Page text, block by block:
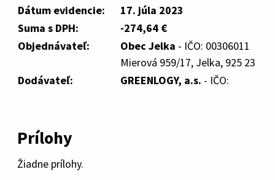
Dátum evidencie:
17. júla 2023
Suma s DPH:
-274,64 €
Objednávateľ:
Obec Jelka - IČO: 00306011
Mierová 959/17, Jelka, 925 23
Dodávateľ:
GREENLOGY, a.s. - IČO:
Prílohy
Žiadne prílohy.